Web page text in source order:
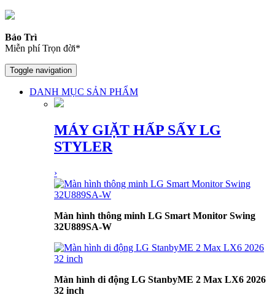
Bảo Trì
Miễn phí Trọn đời*
Toggle navigation
DANH MỤC SẢN PHẨM
MÁY GIẶT HẤP SẤY LG
STYLER
›
Màn hình thông minh LG Smart Monitor Swing
32U889SA-W
Màn hình di động LG StanbyME 2 Max LX6 2026
32 inch